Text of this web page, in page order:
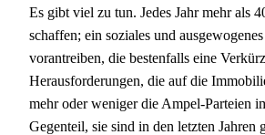
Es gibt viel zu tun. Jedes Jahr mehr als
schaffen; ein soziales und
vorantreiben, die bestenfalls eine
Herausforderungen, die auf die
mehr oder weniger die Ampel-Parteien
Gegenteil, sie sind in den letzten Jahren